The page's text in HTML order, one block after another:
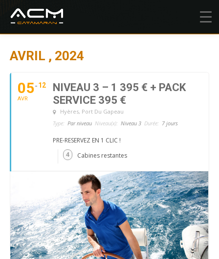
AVRIL , 2024
05
AVR
12
NIVEAU 3 – 1 395 € + PACK
SERVICE 395 €
Hyères, Port Du Gapeau
Type: Par niveau Niveau(x): Niveau 3 Durée: 7 jours
PRE-RESERVEZ EN 1 CLIC !
4 Cabines restantes